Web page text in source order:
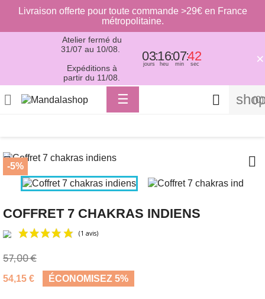
Livraison offerte pour toute commande >29€ en France
métropolitaine.
Atelier fermé du
31/07 au 10/08.
Expéditions à
partir du 11/08.
03
jours
16
heu
07
min
42
sec ×
 (0)

Basculer
la
☰
-5%
 
COFFRET 7 CHAKRAS INDIENS
(1 avis)
57,00 €
54,15 € ÉCONOMISEZ 5%